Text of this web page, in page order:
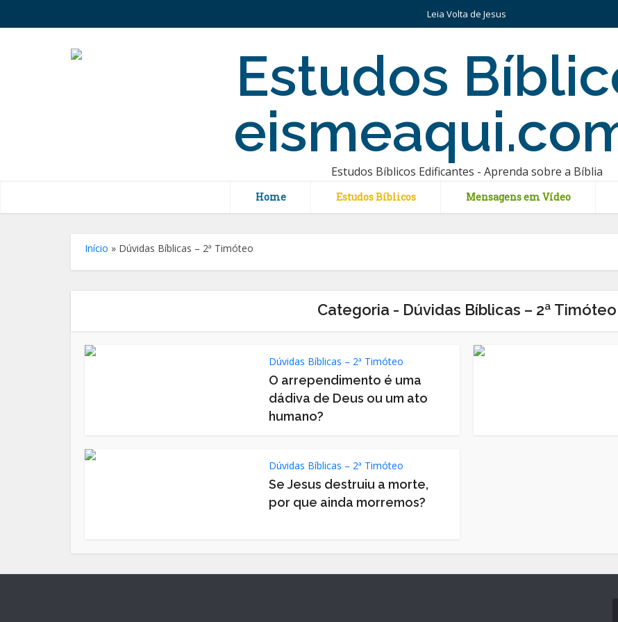
Leia Volta de Jesus
Estudos Bíblicos Edificantes - Aprenda sobre a Bíblia
Home Estudos Bíblicos Mensagens em Vídeo
Início » Dúvidas Bíblicas – 2ª Timóteo
Categoria - Dúvidas Bíblicas – 2ª Timóteo
Dúvidas Bíblicas – 2ª Timóteo
O arrependimento é uma
dádiva de Deus ou um ato
humano?
Dúvidas Bíblicas – 2ª Timóteo
Se Jesus destruiu a morte,
por que ainda morremos?